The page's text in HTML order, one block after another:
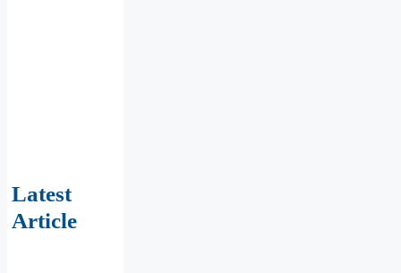
Latest
Article